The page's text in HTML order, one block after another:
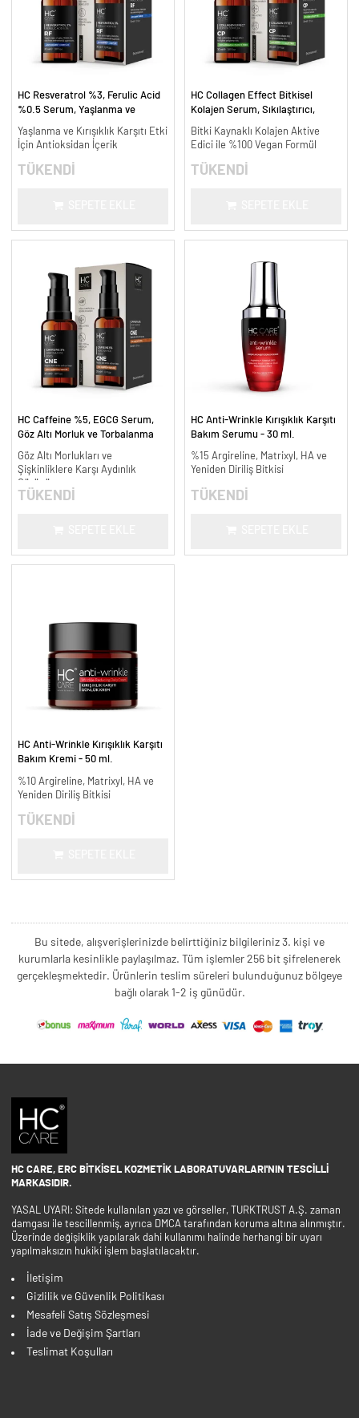
HC Resveratrol %3, Ferulic Acid
%0.5 Serum, Yaşlanma ve
Yaşlanma ve Kırışıklık Karşıtı Etki
İçin Antioksidan İçerik
TÜKENDİ
HC Collagen Effect Bitkisel
Kolajen Serum, Sıkılaştırıcı,
Bitki Kaynaklı Kolajen Aktive
Edici ile %100 Vegan Formül
TÜKENDİ
HC Caffeine %5, EGCG Serum,
Göz Altı Morluk ve Torbalanma
Göz Altı Morlukları ve
Şişkinliklere Karşı Aydınlık
Görünüm
TÜKENDİ
HC Anti-Wrinkle Kırışıklık Karşıtı
Bakım Serumu - 30 ml.
%15 Argireline, Matrixyl, HA ve
Yeniden Diriliş Bitkisi
TÜKENDİ
HC Anti-Wrinkle Kırışıklık Karşıtı
Bakım Kremi - 50 ml.
%10 Argireline, Matrixyl, HA ve
Yeniden Diriliş Bitkisi
TÜKENDİ
Bu sitede, alışverişlerinizde belirttiğiniz bilgileriniz 3. kişi ve
kurumlarla kesinlikle paylaşılmaz. Tüm işlemler 256 bit şifrelenerek
gerçekleşmektedir. Ürünlerin teslim süreleri bulunduğunuz bölgeye
bağlı olarak 1-2 iş günüdür.
HC CARE, ERC BITKISEL KOZMETIK LABORATUVARLARI'NIN TESCILLI
MARKASIDIR.
YASAL UYARI: Sitede kullanılan yazı ve görseller, TURKTRUST A.Ş. zaman
damgası ile tescillenmiş, ayrıca DMCA tarafından koruma altına alınmıştır.
Üzerinde değişiklik yapılarak dahi kullanımı halinde herhangi bir uyarı
yapılmaksızın hukiki işlem başlatılacaktır.
İletişim
Gizlilik ve Güvenlik Politikası
Mesafeli Satış Sözleşmesi
İade ve Değişim Şartları
Teslimat Koşulları